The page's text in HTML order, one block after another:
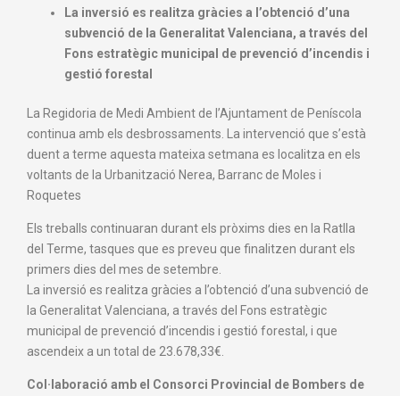
La inversió es realitza gràcies a l’obtenció d’una
subvenció de la Generalitat Valenciana, a través del
Fons estratègic municipal de prevenció d’incendis i
gestió forestal
La Regidoria de Medi Ambient de l’Ajuntament de Peníscola
continua amb els desbrossaments. La intervenció que s’està
duent a terme aquesta mateixa setmana es localitza en els
voltants de la Urbanització Nerea, Barranc de Moles i
Roquetes
Els treballs continuaran durant els pròxims dies en la Ratlla
del Terme, tasques que es preveu que finalitzen durant els
primers dies del mes de setembre.
La inversió es realitza gràcies a l’obtenció d’una subvenció de
la Generalitat Valenciana, a través del Fons estratègic
municipal de prevenció d’incendis i gestió forestal, i que
ascendeix a un total de 23.678,33€.
Col·laboració amb el Consorci Provincial de Bombers de